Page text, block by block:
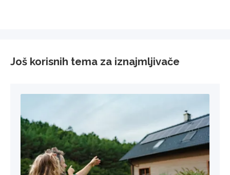
Još korisnih tema za iznajmljivače